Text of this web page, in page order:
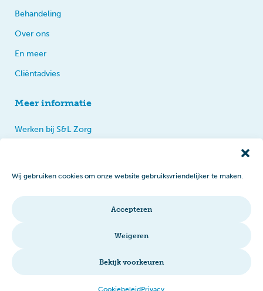
Wij gebruiken cookies om onze website gebruiksvriendelijker te maken.
Accepteren
Weigeren
Bekijk voorkeuren
CookiebeleidPrivacy
Behandeling
Over ons
En meer
Cliëntadvies
Meer informatie
Werken bij S&L Zorg
Intranet
© 2026 S&L Zorg